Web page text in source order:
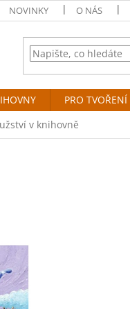
NOVINKY O NÁS
PRO TVOŘENÍ
v knihovně